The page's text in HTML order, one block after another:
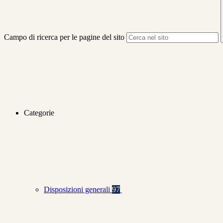
Campo di ricerca per le pagine del sito
Categorie
Disposizioni generali 97